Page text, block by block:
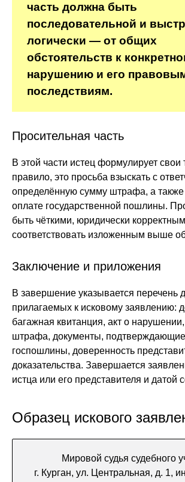
часть должна быть
последовательной и
логически — от общих
обстоятельств к
нарушению и его
последствиям.
Просительная часть
В этой части истец формулирует свои
правило, это просьба взыскать с
определённую сумму штрафа, а
оплате государственной пошлины.
быть чёткими, юридически
соответствовать изложенным выше
Заключение и приложения
В завершение указывается перечень
прилагаемых к исковому заявлению:
багажная квитанция, акт о
штрафа, документы,
госпошлины, доверенность
доказательства. Завершается
истца или его представителя и датой
Образец искового
Мировой судья судебного
г. Курган, ул. Центральная, д. 1,